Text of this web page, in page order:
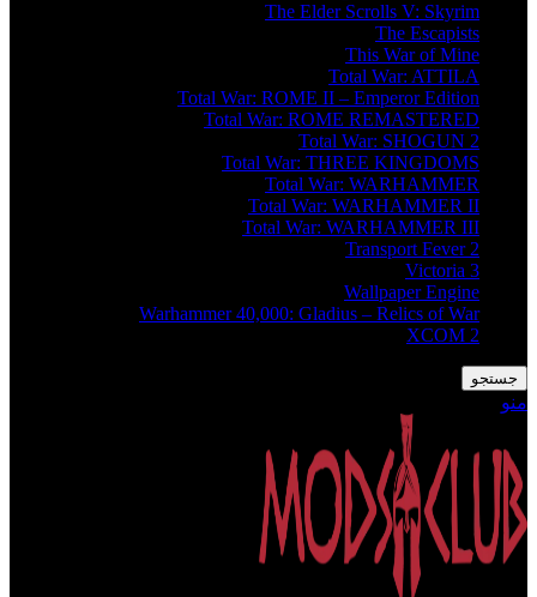
The Elder Scrolls V: Skyrim
The Escapists
This War of Mine
Total War: ATTILA
Total War: ROME II – Emperor Edition
Total War: ROME REMASTERED
Total War: SHOGUN 2
Total War: THREE KINGDOMS
Total War: WARHAMMER
Total War: WARHAMMER II
Total War: WARHAMMER III
Transport Fever 2
Victoria 3
Wallpaper Engine
Warhammer 40,000: Gladius – Relics of War
XCOM 2
جستجو
منو